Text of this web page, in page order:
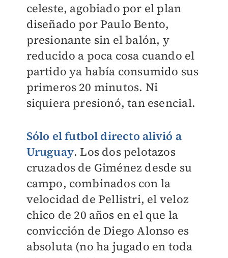
celeste, agobiado por el plan
diseñado por Paulo Bento,
presionante sin el balón, y
reducido a poca cosa cuando el
partido ya había consumido sus
primeros 20 minutos. Ni
siquiera presionó, tan esencial.
Sólo el futbol directo alivió a
Uruguay. Los dos pelotazos
cruzados de Giménez desde su
campo, combinados con la
velocidad de Pellistri, el veloz
chico de 20 años en el que la
convicción de Diego Alonso es
absoluta (no ha jugado en toda